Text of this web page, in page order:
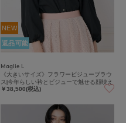
NEW
返品可能
Maglie L
《大きいサイズ》フラワービジューブラウ
ス|今年らしい衿とビジューで魅せる顔映え
￥38,500(税込)